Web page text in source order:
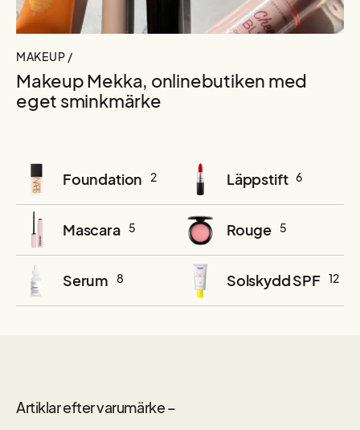
MAKEUP /
Makeup Mekka, onlinebutiken med
eget sminkmärke
Foundation 2 Läppstift 6
Mascara 5 Rouge 5
Serum 8 Solskydd SPF 12
Artiklar efter varumärke –